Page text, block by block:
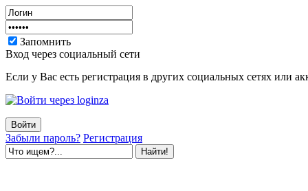
Запомнить
Вход через социальный сети
Если у Вас есть регистрация в других социальных сетях или
Забыли пароль? Регистрация